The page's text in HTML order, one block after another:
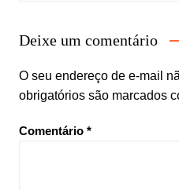
Deixe um comentário
O seu endereço de e-mail
obrigatórios são marcados
Comentário *